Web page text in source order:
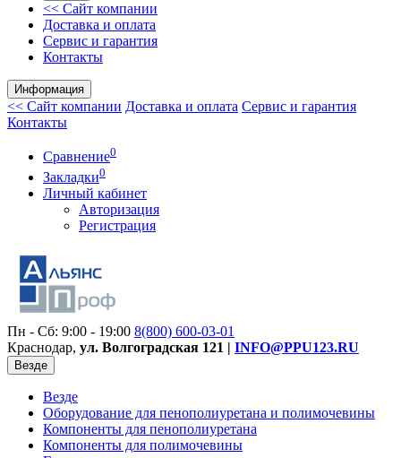
<< Сайт компании
Доставка и оплата
Сервис и гарантия
Контакты
Информация
<< Сайт компании Доставка и оплата Сервис и гарантия
Контакты
Сравнение0
Закладки0
Личный кабинет
Авторизация
Регистрация
Пн - Сб: 9:00 - 19:00 8(800) 600-03-01
Краснодар, ул. Волгоградская 121 | INFO@PPU123.RU
Везде
Везде
Оборудование для пенополиуретана и полимочевины
Компоненты для пенополиуретана
Компоненты для полимочевины